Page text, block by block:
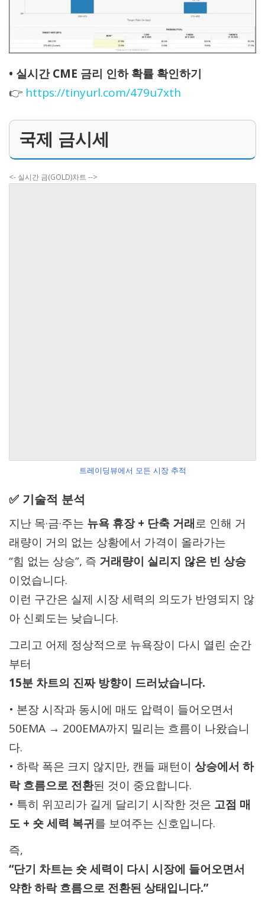
• 실시간 CME 금리 인하 확률 확인하기
👉 https://tinyurl.com/479u7xth
국제 금시세
<- 실시간 금(GOLD)차트 -->
트레이딩뷰에서 모든 시장 추적
✅ 기술적 분석
지난 목·금·주는 뉴욕 휴장 + 단축 거래로 인해 거
래량이 거의 없는 상황에서 가격이 올라가는
“힘 없는 상승”, 즉 거래량이 실리지 않은 빈 상승
이었습니다.
이런 구간은 실제 시장 세력의 의도가 반영되지 않
아 신뢰도는 낮습니다.
그리고 어제 정상적으로 뉴욕장이 다시 열린 순간
부터
15분 차트의 진짜 방향이 드러났습니다.
• 본장 시작과 동시에 매도 압력이 들어오면서
50EMA → 200EMA까지 밀리는 흐름이 나왔습니
다.
• 하락 폭은 크지 않지만, 캔들 패턴이 상승에서 하
락 흐름으로 전환된 것이 중요합니다.
• 특히 위꼬리가 길게 달리기 시작한 것은 고점 매
도 + 숏 세력 복귀를 보여주는 신호입니다.
즉,
“단기 차트는 숏 세력이 다시 시장에 들어오면서
약한 하락 흐름으로 전환된 상태입니다.”